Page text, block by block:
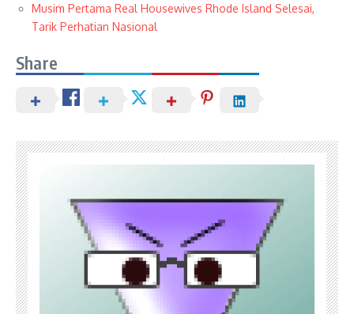
Musim Pertama Real Housewives Rhode Island Selesai,
Tarik Perhatian Nasional
Share